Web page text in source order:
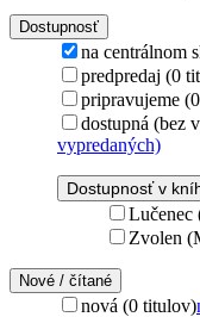
Dostupnosť
na centrálnom
predpredaj (0
pripravujeme
dostupná (bez
vypredaných)
Dostupnosť v
Lučenec
Zvolen
Nové / čítané
nová (0 titulov)